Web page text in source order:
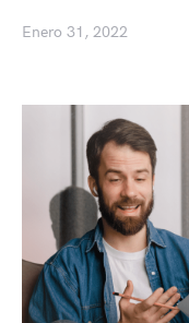
Enero 31, 2022